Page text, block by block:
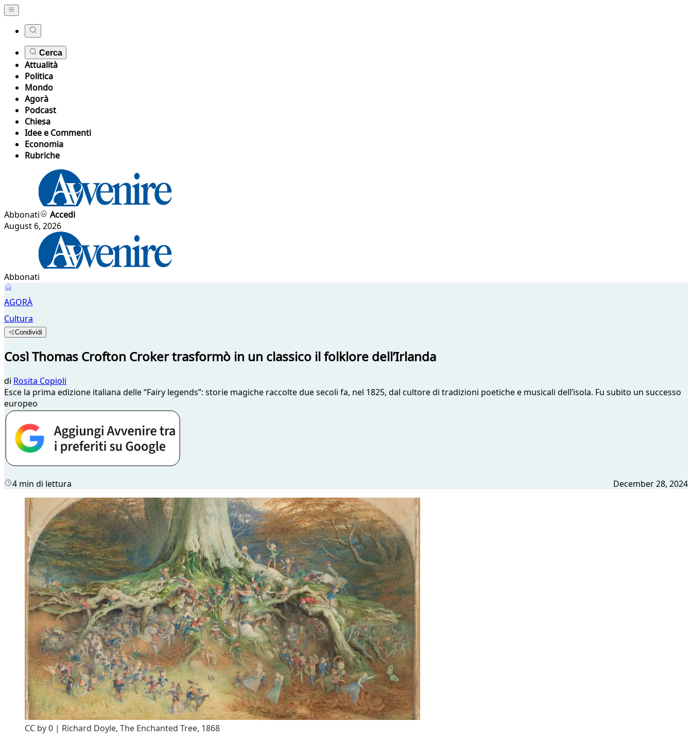
Cerca
Attualità
Politica
Mondo
Agorà
Podcast
Chiesa
Idee e Commenti
Economia
Rubriche
Abbonati
Accedi
August 6, 2026
Abbonati
AGORÀ
Cultura
Condividi
Così Thomas Crofton Croker trasformò in un classico il folklore dell’Irlanda
di Rosita Copioli
Esce la prima edizione italiana delle “Fairy legends”: storie magiche raccolte due secoli fa, nel 1825, dal cultore di tradizioni poetiche e musicali dell’isola. Fu subito un successo
europeo
4 min di lettura December 28, 2024
CC by 0 | Richard Doyle, The Enchanted Tree, 1868